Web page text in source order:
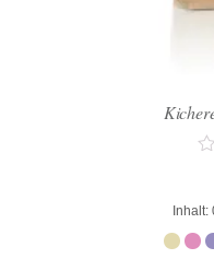
0
5
Inhalt: